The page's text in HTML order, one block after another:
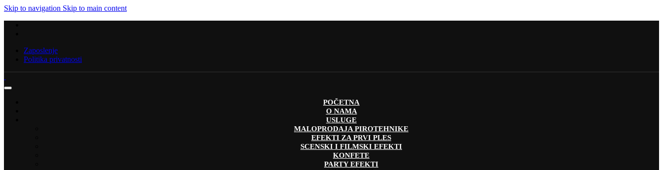
Skip to navigation Skip to main content
Zaposlenje
Politika privatnosti
POČETNA
O NAMA
USLUGE
MALOPRODAJA PIROTEHNIKE
EFEKTI ZA PRVI PLES
SCENSKI I FILMSKI EFEKTI
KONFETE
PARTY EFEKTI